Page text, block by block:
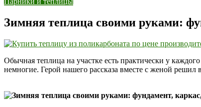
Зимняя теплица своими руками:
Обычная теплица на участке есть практически у
немногие. Герой нашего рассказа вместе с женой